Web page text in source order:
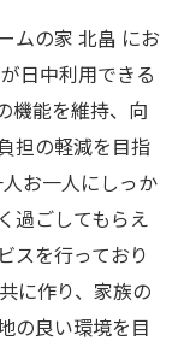
ムの家 北畠 にお
日中利用できる
機能を維持、向
担の軽減を目指
お一人にしっか
過ごしてもらえ
スを行っており
に作り、家族の
の良い環境を目